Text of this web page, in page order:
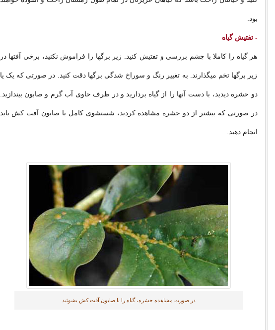
بود.
- تفتیش گیاه
هر گیاه را کاملا با چشم بررسی و تفتیش کنید. زیر برگها را فراموش نکنید، برخی آفتها در
زیر برگها تخم میگذارند. به تغییر رنگ و سوراخ شدگی برگها دقت کنید. در صورتی که یک یا
دو حشره دیدید، با دست آنها را از گیاه بردارید و در ظرف حاوی آب گرم و صابون بیندازید.
در صورتی که بیشتر از دو حشره مشاهده کردید، شستشوی کامل با صابون آفت کش باید
انجام دهید.
در صورت مشاهده حشره، گیاه را با صابون آفت کش بشوئید